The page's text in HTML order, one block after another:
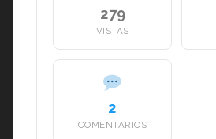
279
VISTAS
2
COMENTARIOS